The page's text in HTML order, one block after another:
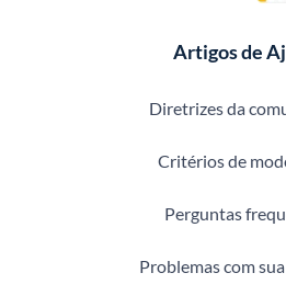
Artigos de
Diretrizes da
Critérios de
Perguntas
Problemas com